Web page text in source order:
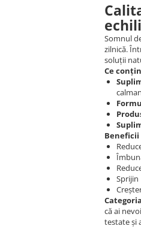
Somnul
zilnică.
soluții
Ce
Sprijin
că ai
testate și